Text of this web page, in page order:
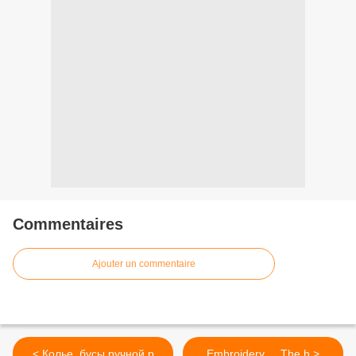
Commentaires
Ajouter un commentaire